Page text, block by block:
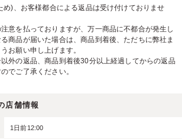
め)、お客様都合による返品は受け付けておりませ
意を払っておりますが、万一商品に不都合が発生し
商品が届いた場合は、商品到着後、ただちに弊社ま
お願い申し上げます。
以外の返品、商品到着後30分以上経過してからの返品
でご了承ください。
店舗情報
1日前12:00